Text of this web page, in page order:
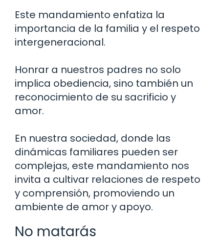
Este mandamiento enfatiza la
importancia de la familia y el respeto
intergeneracional.
Honrar a nuestros padres no solo
implica obediencia, sino también un
reconocimiento de su sacrificio y
amor.
En nuestra sociedad, donde las
dinámicas familiares pueden ser
complejas, este mandamiento nos
invita a cultivar relaciones de respeto
y comprensión, promoviendo un
ambiente de amor y apoyo.
No matarás